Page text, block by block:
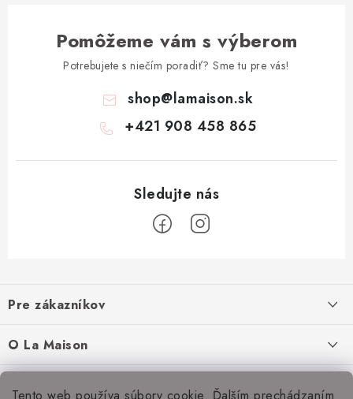
Pomôžeme vám s výberom
Potrebujete s niečím poradiť? Sme tu pre vás!
shop@lamaison.sk
+421 908 458 865
p
ä
t
i
Pre zákazníkov
Doprava a platba
Obchodné podmienky
O La Maison
O nás
Inšpirácie